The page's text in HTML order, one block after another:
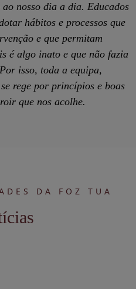
nosso dia a dia. Educados
hábitos e processos que
e que permitam
é algo inato e que não fazia
isso, toda a equipa,
rege por princípios e boas
que nos acolhe.
DA FOZ TUA